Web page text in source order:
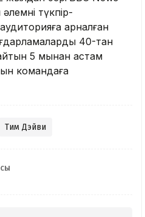
түкпір-
арналған
40-тан
5 мыңнан астам
командаға
Тим Дэйви